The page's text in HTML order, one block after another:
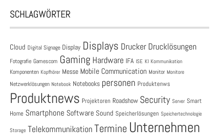
SCHLAGWÖRTER
Cloud Digital Signage Display Displays Drucker Drucklösungen
Fotografie Gamescom Gaming Hardware IFA ISE KI Kommunikation
Komponenten Kopfhörer Messe Mobile Communication Monitor Monitore
Netzwerklösungen Notebook Notebooks personen Produktenws
Produktnews Projektoren Roadshow Security Server Smart
Home Smartphone Software Sound Speicherlösungen Speichertechnologie
Storage Telekommunikation Termine Unternehmen